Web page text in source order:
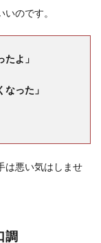
のです。
よ」
なった」
は悪い気はしませ
調